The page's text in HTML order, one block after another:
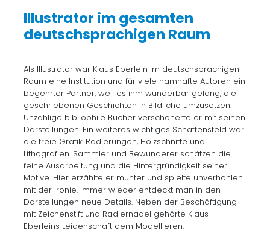
Illustrator im gesamten
deutschsprachigen Raum
Als Illustrator war Klaus Eberlein im deutschsprachigen
Raum eine Institution und für viele namhafte Autoren ein
begehrter Partner, weil es ihm wunderbar gelang, die
geschriebenen Geschichten in Bildliche umzusetzen.
Unzählige bibliophile Bücher verschönerte er mit seinen
Darstellungen. Ein weiteres wichtiges Schaffensfeld war
die freie Grafik: Radierungen, Holzschnitte und
Lithografien. Sammler und Bewunderer schätzen die
feine Ausarbeitung und die Hintergründigkeit seiner
Motive. Hier erzählte er munter und spielte unverhohlen
mit der Ironie. Immer wieder entdeckt man in den
Darstellungen neue Details. Neben der Beschäftigung
mit Zeichenstift und Radiernadel gehörte Klaus
Eberleins Leidenschaft dem Modellieren.